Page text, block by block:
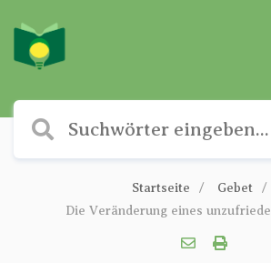
Startseite
Gebet
Die Veränderung eines